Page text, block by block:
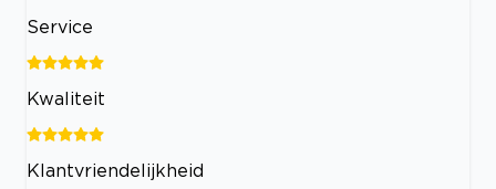
Service
Kwaliteit
Klantvriendelijkheid